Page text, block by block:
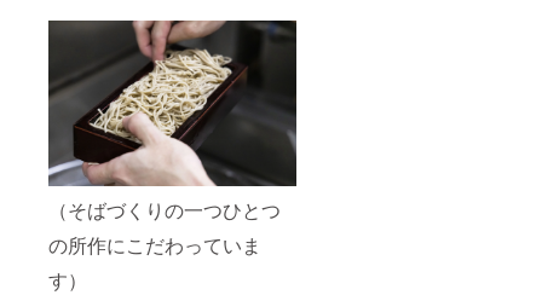
（そばづくりの一つひとつ
の所作にこだわっていま
す）